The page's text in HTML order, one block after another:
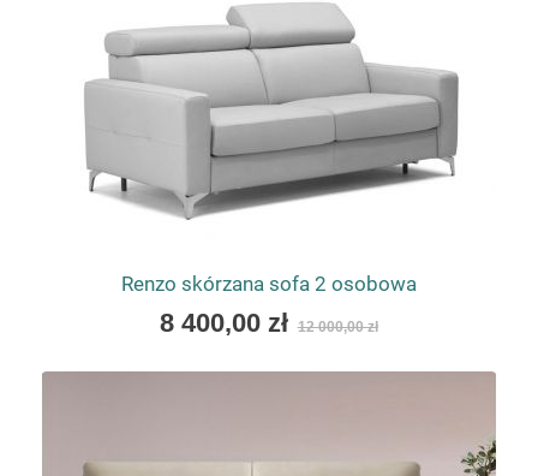
Renzo skórzana sofa 2 osobowa
As
as
8 400,00 zł 12 000,00 zł